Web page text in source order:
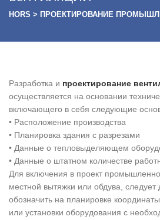
HORS > ПРОЕКТИРОВАНИЕ
Разработка и проектирование
осуществляется на основании
включающего в себя следующие
• Расположение производства
• Планировка здания с разрезами
• Данные о тепловыделяющем
• Данные о штатном количестве
Для включения в проект
местной вытяжки или обдува, следует
обозначить на планировке
или установки оборудования с